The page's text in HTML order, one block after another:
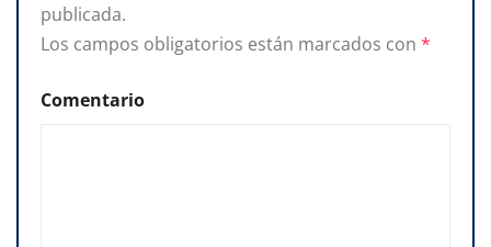
publicada.
Los campos obligatorios están marcados con *
Comentario